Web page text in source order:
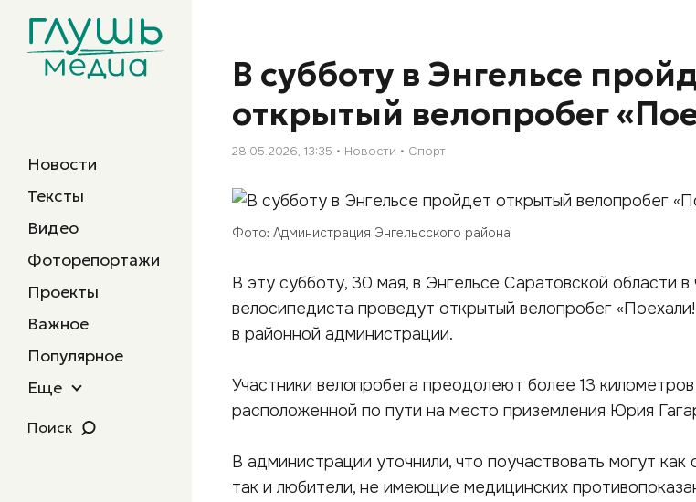
Новости
Тексты
Видео
Фоторепортажи
Проекты
Важное
Популярное
Еще
Поиск
В субботу в Энгельсе
открытый велопробег
28.05.2026, 13:35 Новости Спорт
Фото: Администрация Энгельсского района
В эту субботу, 30 мая, в Энгельсе Саратовской области
велосипедиста проведут открытый велопробег
в районной администрации.
Участники велопробега преодолеют более 13
расположенной по пути на место приземления Юрия
В администрации уточнили, что поучаствовать могут
так и любители, не имеющие медицинских